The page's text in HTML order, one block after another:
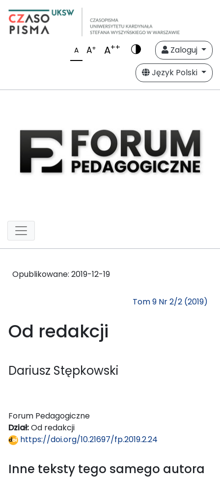
A A+ A++
Zaloguj
Język Polski
Opublikowane: 2019-12-19
Tom 9 Nr 2/2 (2019)
Od redakcji
Dariusz Stępkowski
Forum Pedagogiczne
Dział:Od redakcji
https://doi.org/10.21697/fp.2019.2.24
Inne teksty tego samego autora